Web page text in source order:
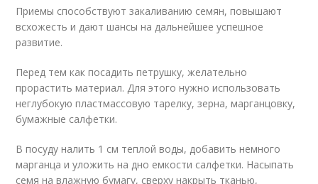
Приемы способствуют закаливанию семян, повышают
всхожесть и дают шансы на дальнейшее успешное
развитие.
Перед тем как посадить петрушку, желательно
прорастить материал. Для этого нужно использовать
неглубокую пластмассовую тарелку, зерна, марганцовку,
бумажные салфетки.
В посуду налить 1 см теплой воды, добавить немного
марганца и уложить на дно емкости салфетки. Насыпать
семя на влажную бумагу, сверху накрыть тканью,